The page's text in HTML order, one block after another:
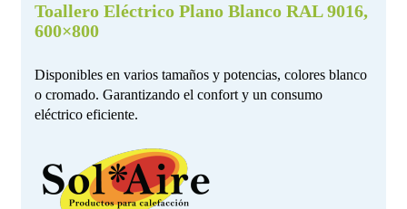
Toallero Eléctrico Plano Blanco RAL 9016,
600×800
Disponibles en varios tamaños y potencias, colores blanco
o cromado. Garantizando el confort y un consumo
eléctrico eficiente.